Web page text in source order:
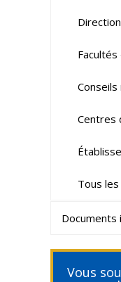
Centres
Tous
Documents
Vous